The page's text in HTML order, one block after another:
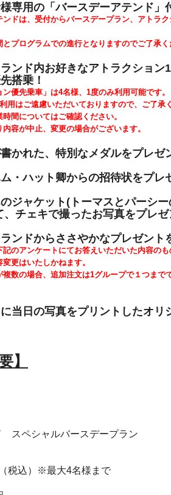
様専用の「バースデーアテンド」
は、受付からバースデープラン、アトラク
ログラムでの進行となりますのでご了承く
ランド内お好きなアトラクション
搭乗！
先乗車」は4名様、1度のみ利用可能です。
用はご遠慮いただいておりますので、ご了承
についてはご確認ください。
が中止、変更の場合がございます。
かれた、特別なメダルをプレゼ
ム・ハット卿からの招待状をプレ
のジャケット(トーマスとパーシ
、チェキで撮ったお写真をプレゼ
ランドからささやかなプレゼント
アンケートにてお答えいただいた内容のも
はいたしかねます。
の場合、追加注文は1グループで１つまで
に当日の写真をプリントしたオリ
】
スペシャルバースデープラン
込）※最大4名様まで